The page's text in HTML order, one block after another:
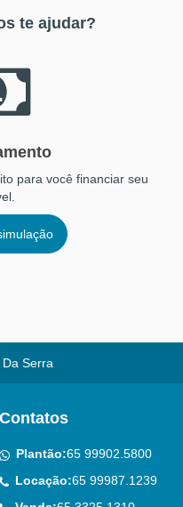
te ajudar?
para você financiar seu
Serra
Contatos
Plantão:65 99902.5800
Locação:65 99987.1239